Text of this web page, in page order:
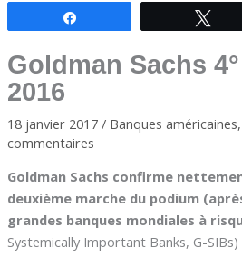
Goldman Sachs
2016
18 janvier 2017 / Banques américaines,
commentaires
Goldman Sachs confirme
deuxième marche du podium
grandes banques mondiales à
Systemically Important Banks, G-SIBs)